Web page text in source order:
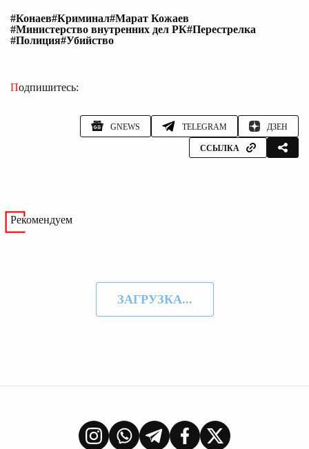
#Конаев#Криминал#Марат Кожаев
#Министерство внутренних дел РК#Перестрелка
#Полиция#Убийство
Подпишитесь:
GNEWS TELEGRAM ДЗЕН
ССЫЛКА
Рекомендуем
ЗАГРУЗКА...